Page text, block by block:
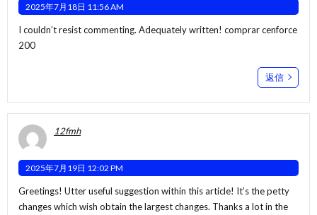
2025年7月18日 11:56 AM
I couldn’t resist commenting. Adequately written! comprar cenforce
200
返信
12fmh
2025年7月19日 12:02 PM
Greetings! Utter useful suggestion within this article! It’s the petty
changes which wish obtain the largest changes. Thanks a lot in the